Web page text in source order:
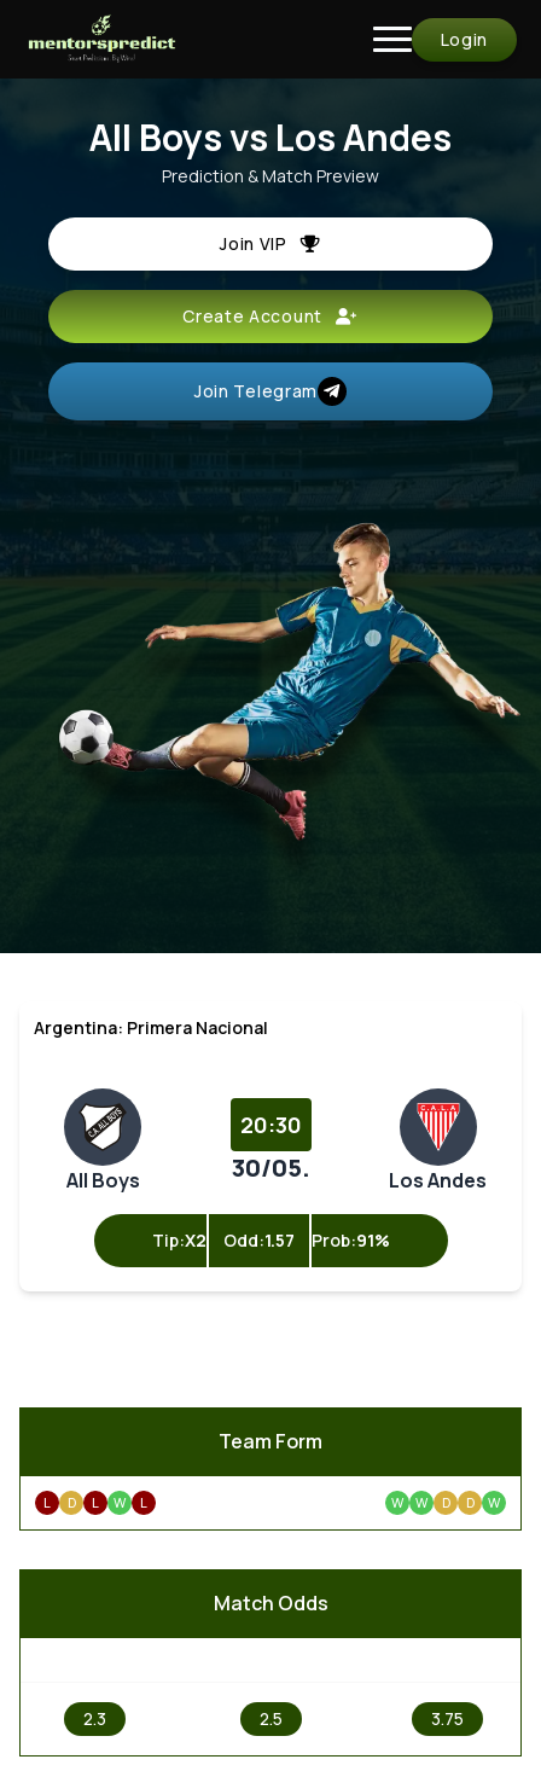
Login
All Boys vs Los Andes
Prediction & Match Preview
Join VIP
Create Account
Join Telegram
Argentina: Primera Nacional
All Boys
20:30
30/05. Los Andes
Tip:X2 Odd:1.57 Prob:91%
Team Form
L D L W L W W D D W
Match Odds
2.3 2.5 3.75